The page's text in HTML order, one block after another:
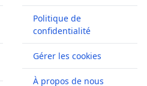
Politique de
confidentialité
Gérer les cookies
À propos de nous